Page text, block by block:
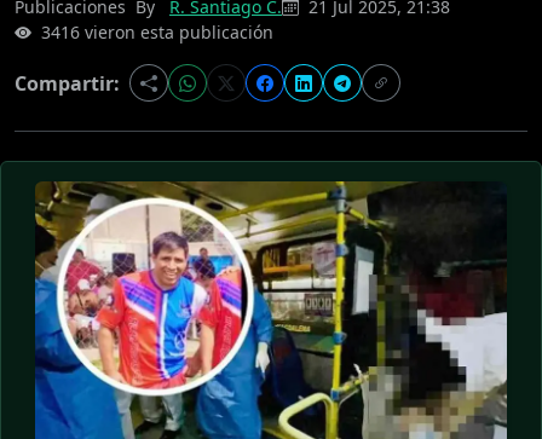
Publicaciones By R. Santiago C.
21 Jul 2025, 21:38
3416 vieron esta publicación
Compartir: